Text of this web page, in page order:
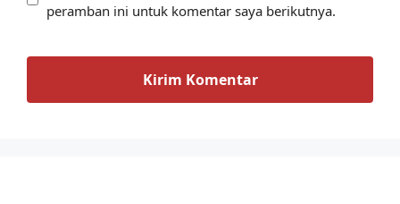
peramban ini untuk komentar saya berikutnya.